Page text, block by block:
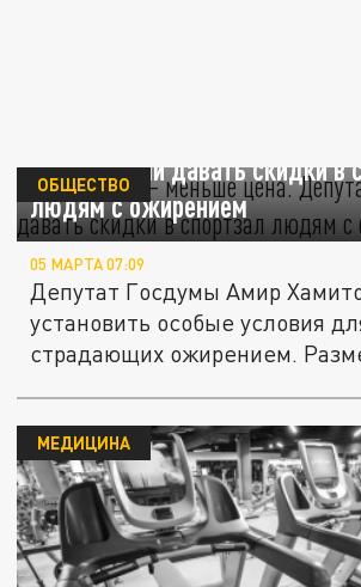
предложили давать скидки в
людям с ожирением
ОБЩЕСТВО
05 МАРТА 07:09
Депутат Госдумы Амир
установить особые условия
страдающих ожирением.
МЕДИЦИНА